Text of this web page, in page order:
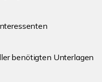
benötigten Unterlagen